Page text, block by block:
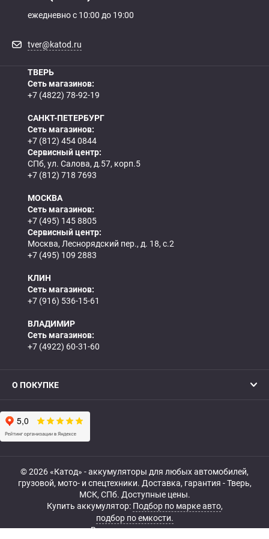
ежедневно с 10:00 до 19:00
tver@katod.ru
ТВЕРЬ
Сеть магазинов:
+7 (4822) 78-92-19
САНКТ-ПЕТЕРБУРГ
Сеть магазинов:
+7 (812) 454 0844
Сервисный центр:
СПб, ул. Салова, д.57, корп.5
+7 (812) 718 7693
МОСКВА
Сеть магазинов:
+7 (495) 145 8805
Сервисный центр:
Москва, Леснорядский пер., д. 18, с.2
+7 (495) 109 2883
КЛИН
Сеть магазинов:
+7 (916) 536-15-61
ВЛАДИМИР
Сеть магазинов:
+7 (4922) 60-31-60
О ПОКУПКЕ
© 2026 «Катод» - аккумуляторы для любых автомобилей,
грузовой, мото- и спецтехники. Доставка, гарантия - Тверь,
МСК, СПб. Доступные цены.
Купить аккумулятор: Подбор по марке авто,
подбор по емкости.
Все права защищены.